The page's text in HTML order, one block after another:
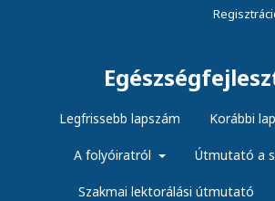
Legfrissebb lapszám Korábbi
A folyóiratról Útmutató a
Szakmai lektorálási útmutató